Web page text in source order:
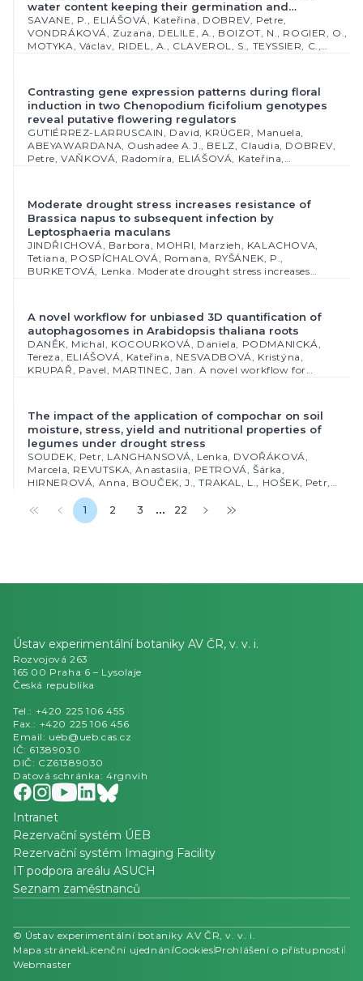
Ústav experimentální botaniky AV ČR, v. v. i.
Rozvojová 263
165 00 Praha 6 – Lysolaje
Česká republika
Tel.: +420 225 106 455
Fax.: +420 225 106 456
Email: ueb@ueb.cas.cz
IČ: 61389030
DIČ: CZ61389030
Datová schránka: 4rgnvih
Intranet
Rezervační systém ÚEB
Rezervační systém Imaging Facility
IT podpora areálu ASUCH
Seznam zaměstnanců
© Ústav experimentální botaniky AV ČR, v. v. i.